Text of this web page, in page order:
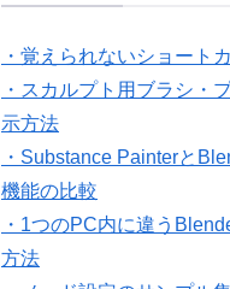
・覚えられないショート
・スカルプト用ブラシ・
示方法
・Substance Painterと
機能の比較
・1つのPC内に違う
方法